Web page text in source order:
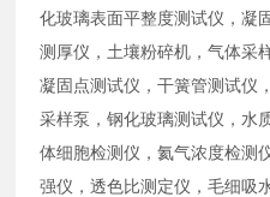
化玻璃表面平整度测试仪，凝
测厚仪，土壤粉碎机，气体采
凝固点测试仪，干簧管测试仪
采样泵，钢化玻璃测试仪，水
体细胞检测仪，氦气浓度检测
强仪，透色比测定仪，毛细吸